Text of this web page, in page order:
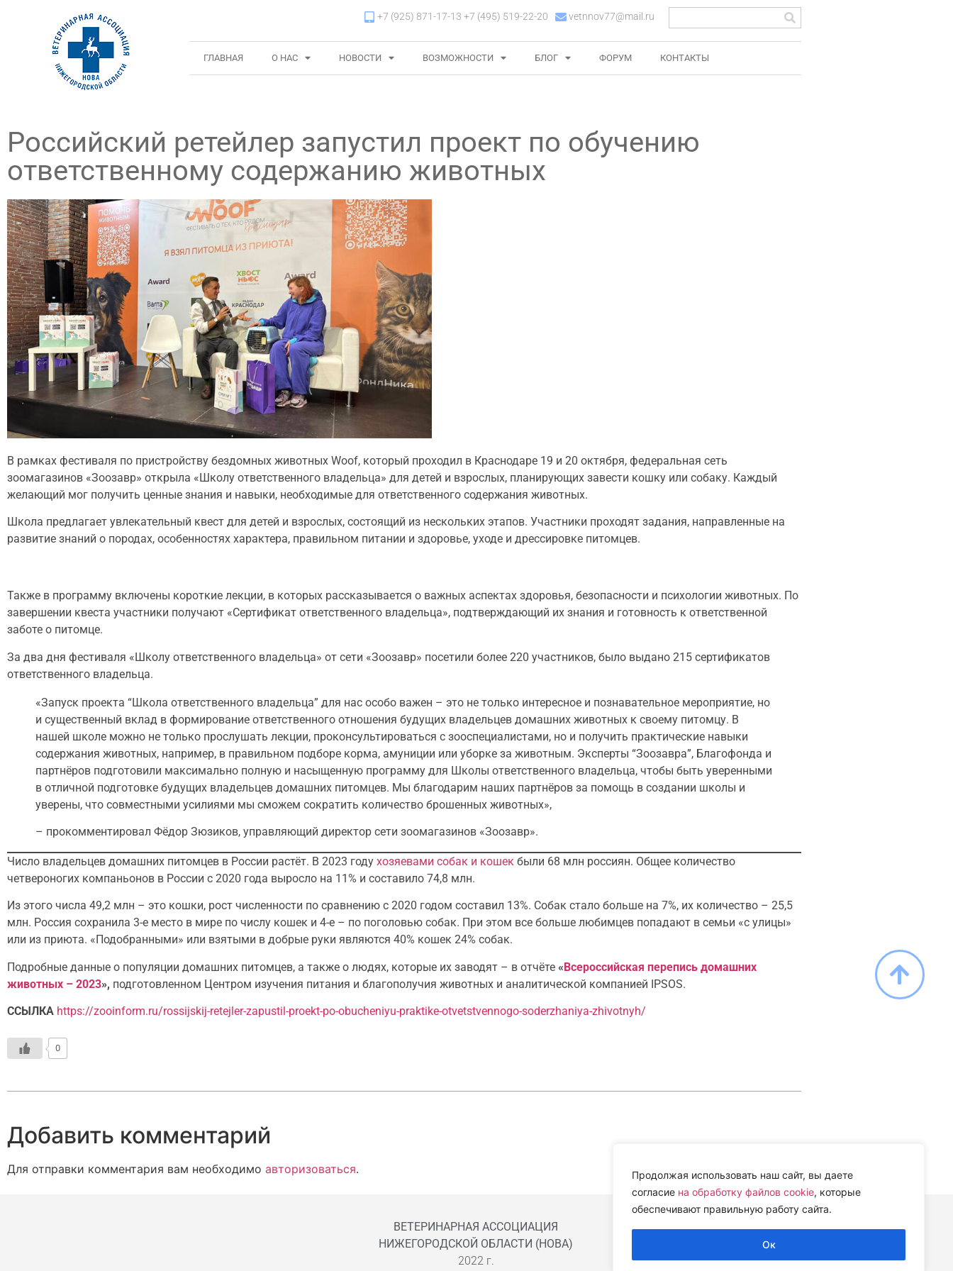
Продолжая использовать наш сайт, вы даете
согласие на обработку файлов cookie, которые
обеспечивают правильную работу сайта.
Ок
+7 (925) 871-17-13 +7 (495) 519-22-20 vetnnov77@mail.ru
ГЛАВНАЯ О НАС НОВОСТИ ВОЗМОЖНОСТИ БЛОГ ФОРУМ КОНТАКТЫ
Российский ретейлер запустил проект по обучению
ответственному содержанию животных
В рамках фестиваля по пристройству бездомных животных Woof, который проходил в Краснодаре 19 и 20 октября, федеральная сеть
зоомагазинов «Зоозавр» открыла «Школу ответственного владельца» для детей и взрослых, планирующих завести кошку или собаку. Каждый
желающий мог получить ценные знания и навыки, необходимые для ответственного содержания животных.
Школа предлагает увлекательный квест для детей и взрослых, состоящий из нескольких этапов. Участники проходят задания, направленные на
развитие знаний о породах, особенностях характера, правильном питании и здоровье, уходе и дрессировке питомцев.
Также в программу включены короткие лекции, в которых рассказывается о важных аспектах здоровья, безопасности и психологии животных. По
завершении квеста участники получают «Сертификат ответственного владельца», подтверждающий их знания и готовность к ответственной
заботе о питомце.
За два дня фестиваля «Школу ответственного владельца» от сети «Зоозавр» посетили более 220 участников, было выдано 215 сертификатов
ответственного владельца.
«Запуск проекта “Школа ответственного владельца” для нас особо важен – это не только интересное и познавательное мероприятие, но
и существенный вклад в формирование ответственного отношения будущих владельцев домашних животных к своему питомцу. В
нашей школе можно не только прослушать лекции, проконсультироваться с зооспециалистами, но и получить практические навыки
содержания животных, например, в правильном подборе корма, амуниции или уборке за животным. Эксперты “Зоозавра”, Благофонда и
партнёров подготовили максимально полную и насыщенную программу для Школы ответственного владельца, чтобы быть уверенными
в отличной подготовке будущих владельцев домашних питомцев. Мы благодарим наших партнёров за помощь в создании школы и
уверены, что совместными усилиями мы сможем сократить количество брошенных животных»,
– прокомментировал Фёдор Зюзиков, управляющий директор сети зоомагазинов «Зоозавр».
Число владельцев домашних питомцев в России растёт. В 2023 году хозяевами собак и кошек были 68 млн россиян. Общее количество
четвероногих компаньонов в России с 2020 года выросло на 11% и составило 74,8 млн.
Из этого числа 49,2 млн – это кошки, рост численности по сравнению с 2020 годом составил 13%. Собак стало больше на 7%, их количество – 25,5
млн. Россия сохранила 3-е место в мире по числу кошек и 4-е – по поголовью собак. При этом все больше любимцев попадают в семьи «с улицы»
или из приюта. «Подобранными» или взятыми в добрые руки являются 40% кошек 24% собак.
Подробные данные о популяции домашних питомцев, а также о людях, которые их заводят – в отчёте «Всероссийская перепись домашних
животных – 2023», подготовленном Центром изучения питания и благополучия животных и аналитической компанией IPSOS.
ССЫЛКА https://zooinform.ru/rossijskij-retejler-zapustil-proekt-po-obucheniyu-praktike-otvetstvennogo-soderzhaniya-zhivotnyh/
0
Добавить комментарий
Для отправки комментария вам необходимо авторизоваться.
ВЕТЕРИНАРНАЯ АССОЦИАЦИЯ
НИЖЕГОРОДСКОЙ ОБЛАСТИ (НОВА)
2022 г.